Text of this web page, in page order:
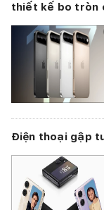
thiết kế bo tròn
Điện thoại gập